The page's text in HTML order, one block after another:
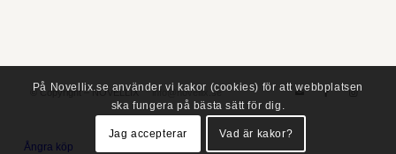
© Copyright – NOVELLIXinfo@novellix.se
På Novellix.se använder vi kakor (cookies) för att webbplatsen
ska fungera på bästa sätt för dig.
Jag accepterar
Vad är kakor?
Ångra köp